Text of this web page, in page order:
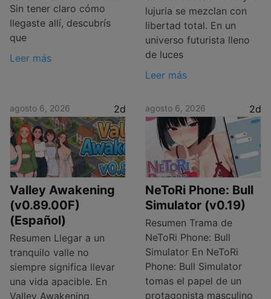
Sin tener claro cómo
llegaste allí, descubrís
que
Leer más
lujuria se mezclan con
libertad total. En un
universo futurista lleno
de luces
Leer más
agosto 6, 2026 2d
Valley Awakening
(v0.89.00F)
(Español)
Resumen Llegar a un
tranquilo valle no
siempre significa llevar
una vida apacible. En
Valley Awakening,
agosto 6, 2026 2d
NeToRi Phone: Bull
Simulator (v0.19)
Resumen Trama de
NeToRi Phone: Bull
Simulator En NeToRi
Phone: Bull Simulator
tomas el papel de un
protagonista masculino